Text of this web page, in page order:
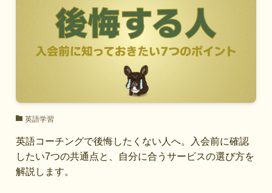
英語学習
英語コーチングで後悔したくない人へ。入会前に確認
したい7つの共通点と、自分に合うサービスの選び方を
解説します。